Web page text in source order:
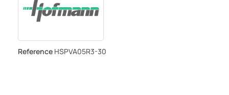
Reference HSPVA05R3-30